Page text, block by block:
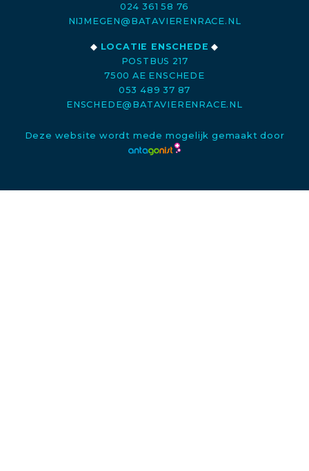
024 361 58 76
NIJMEGEN@BATAVIERENRACE.NL
◆ LOCATIE ENSCHEDE ◆
POSTBUS 217
7500 AE ENSCHEDE
053 489 37 87
ENSCHEDE@BATAVIERENRACE.NL
Deze website wordt mede mogelijk gemaakt door